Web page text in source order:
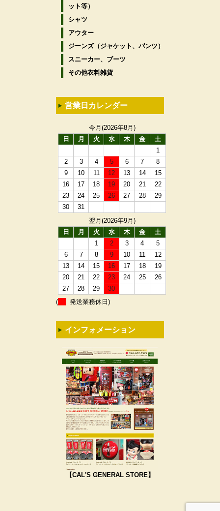
ット等）
シャツ
アウター
ジーンズ（ジャケット、パンツ）
スニーカー、ブーツ
その他衣料雑貨
営業日カレンダー
今月(2026年8月)
日
月 火 水 木 金
土
1
2
3 4 5 6 7
8
9
10 11 12 13 14
15
16
17 18 19 20 21
22
23
24 25 26 27 28
29
30
31
翌月(2026年9月)
日
月 火 水 木 金
土
1
2 3 4
5
6
7 8 9 10 11
12
13
14 15 16 17 18
19
20
21 22 23 24 25
26
27
28 29
30
(
発送業務休日)
インフォメーション
【CAL'S GENERAL STORE】